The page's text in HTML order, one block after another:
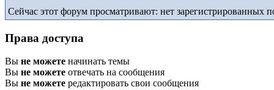
Сейчас этот форум просматривают: нет зарегистрированных
Права доступа
Вы не можете начинать темы
Вы не можете отвечать на сообщения
Вы не можете редактировать свои сообщения